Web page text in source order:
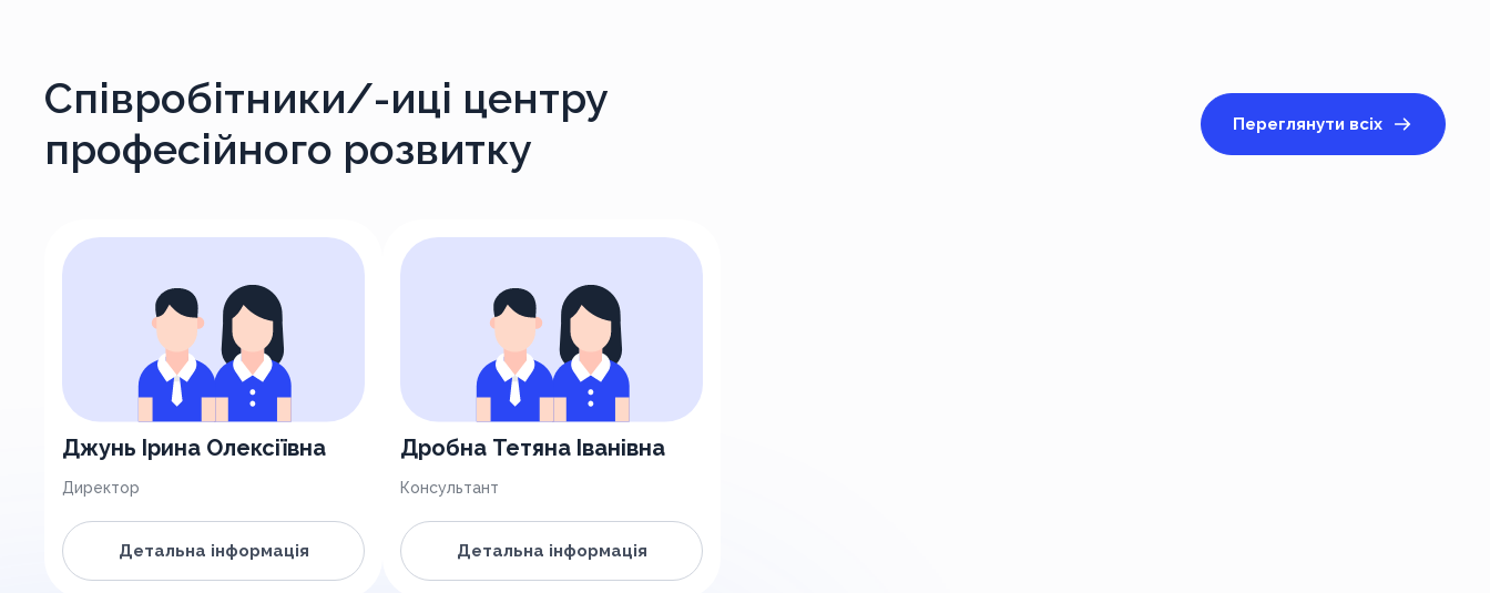
Співробітники/-иці центру
професійного розвитку
Переглянути всіх
Джунь Ірина Олексіївна
Директор
Детальна інформація
Дробна Тетяна Іванівна
Консультант
Детальна інформація